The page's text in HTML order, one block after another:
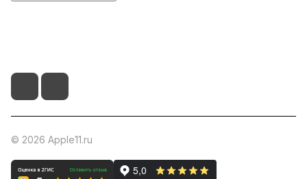
© 2026 Apple11.ru